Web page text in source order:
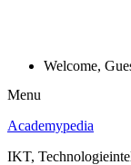
Welcome,
Menu
Academypedia
IKT,